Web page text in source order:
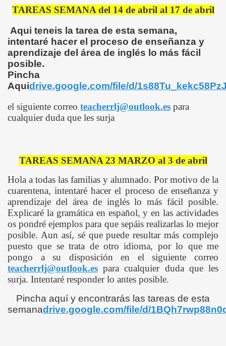
TAREAS SEMANA del 14 de abril al 17 de abril
Aqui teneis la tarea de esta semana,
intentaré hacer el proceso de enseñanza y
aprendizaje del área de inglés lo más fácil
posible.
Pincha
Aquidrive.google.com/file/d/
el siguiente correo teacherrlj@outlook.es para
cualquier duda que les surja
TAREAS SEMANA 23 MARZO al 3 de abril
Hola a todas las familias y alumnado. Por motivo de la
cuarentena, intentaré hacer el proceso de enseñanza y
aprendizaje del área de inglés lo más fácil posible.
Explicaré la gramática en español, y en las actividades
os pondré ejemplos para que sepáis realizarlas lo mejor
posible. Aun así, sé que puede resultar más complejo
puesto que se trata de otro idioma, por lo que me
pongo a su disposición en el siguiente correo
teacherrlj@outlook.es para cualquier duda que les
surja. Intentaré responder lo antes posible.
Pincha aquí y encontrarás las tareas de esta
semanadrive.google.com/file/d/
LAURA ÁLAMO ROMERO
SÁNCHEZ